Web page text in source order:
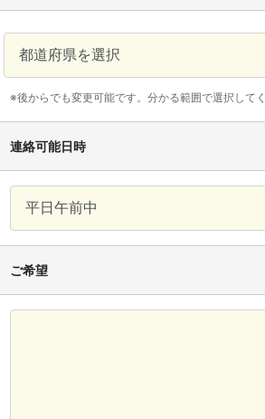
※後からでも変更可能です。分かる範囲で選択してく
連絡可能日時
ご希望